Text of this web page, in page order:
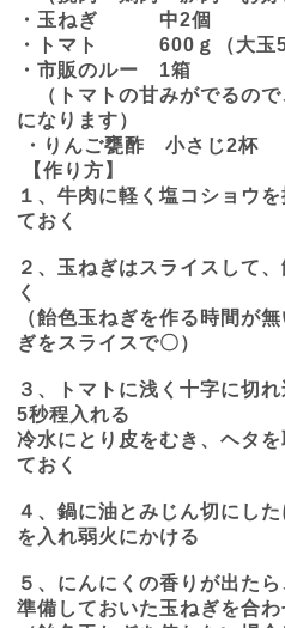
・玉ねぎ 中2個
・トマト600 ｇ（大玉
・市販のルー 1箱
（トマトの甘みがでるので
になります）
・りんご甕酢 小さじ2杯
【作り方】
１、牛肉に軽く塩コショウ
ておく
２、玉ねぎはスライスして
く
（飴色玉ねぎを作る時間が
ぎをスライスで〇）
３、トマトに浅く十字に切
5秒程入れる
冷水にとり皮をむき、ヘタ
ておく
４、鍋に油とみじん切にし
を入れ弱火にかける
５、にんにくの香りが出た
準備しておいた玉ねぎを合わ